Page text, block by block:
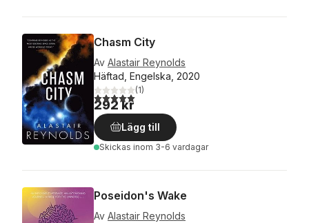
Chasm City
Av Alastair Reynolds
Häftad, Engelska, 2020
5,0utav 5 stjärnor. Totalt antal röster:
(1)
292 kr
Lägg till
Skickas inom 3-6 vardagar
Poseidon's Wake
Av Alastair Reynolds